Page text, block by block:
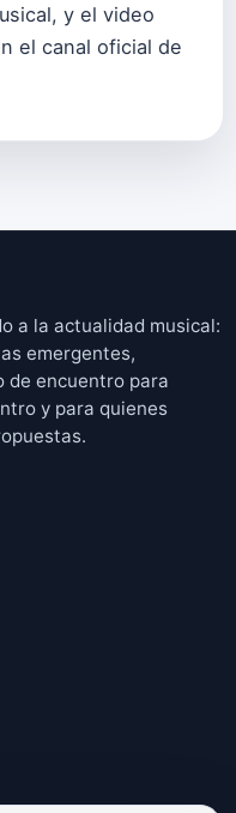
y el video
el canal oficial de
a la actualidad musical:
emergentes,
de encuentro para
y para quienes